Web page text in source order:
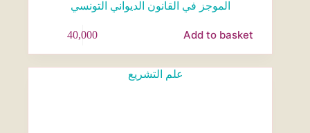
الموجز في القانون الديواني التونسي
40,000 Add to basket